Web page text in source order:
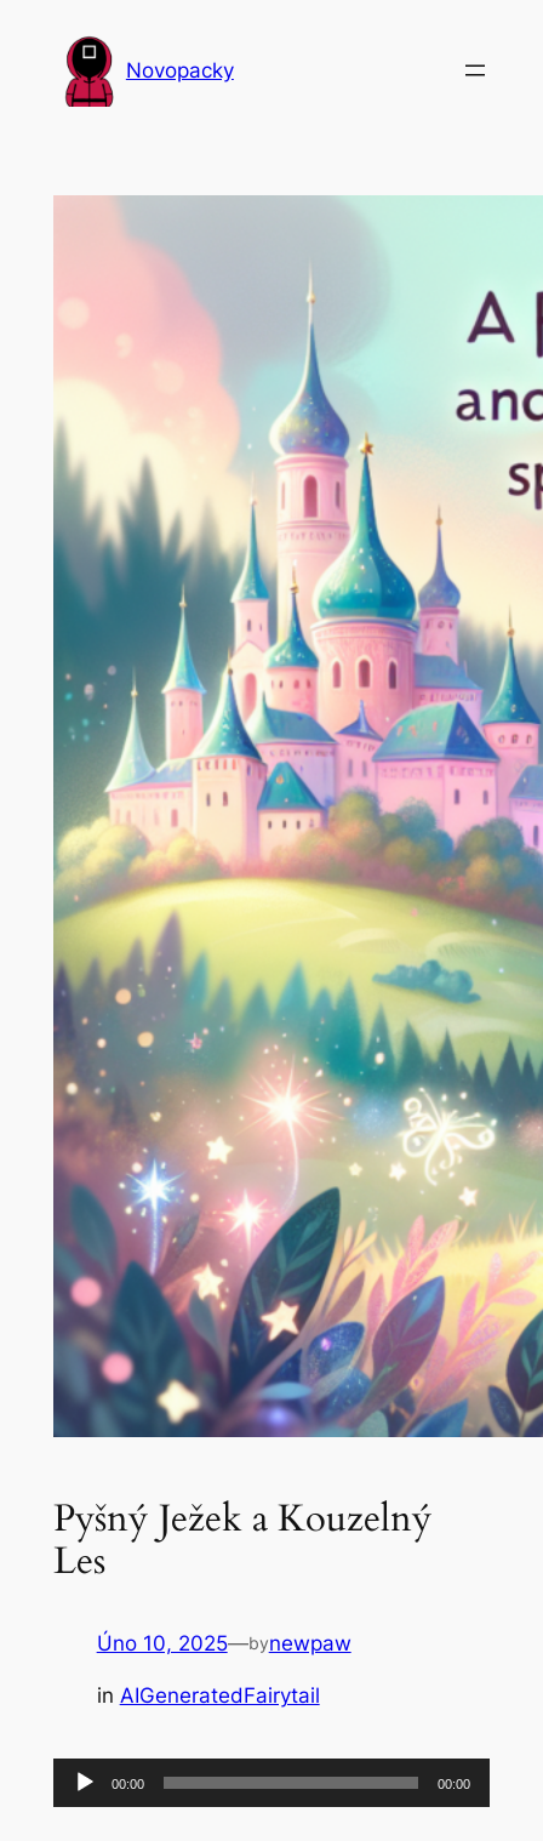
obsah
Novopacky
Pyšný Ježek a Kouzelný
Les
Úno 10, 2025—bynewpaw
in AIGeneratedFairytail
Audio
přehrávač
00:00 00:00